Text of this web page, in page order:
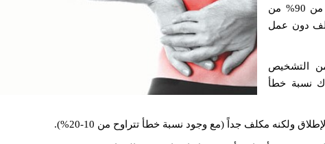
: و هي تكفي لتشخيص أكثر من 90% من
دون عمل
التشخيص
نسبة خطأ
ولكنه مكلف جداً (مع وجود نسبة خطأ تتراوح من 10-20%).